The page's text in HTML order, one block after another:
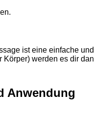
ist eine einfache
werden es dir
Anwendung